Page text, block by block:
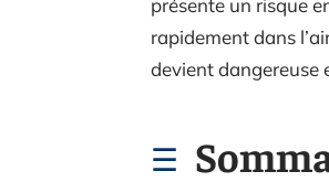
présente un risque
rapidement dans
devient dangereuse